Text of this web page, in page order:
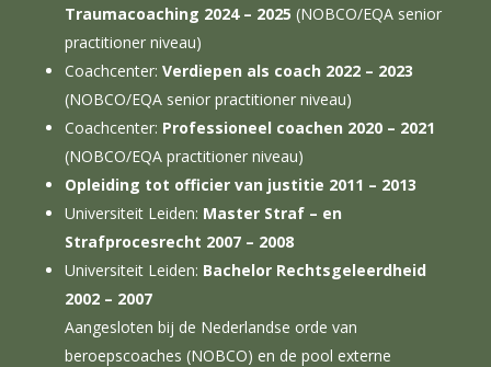
Traumacoaching 2024 – 2025 (NOBCO/EQA senior
practitioner niveau)
Coachcenter: Verdiepen als coach 2022 – 2023
(NOBCO/EQA senior practitioner niveau)
Coachcenter: Professioneel coachen 2020 – 2021
(NOBCO/EQA practitioner niveau)
Opleiding tot officier van justitie 2011 – 2013
Universiteit Leiden: Master Straf – en
Strafprocesrecht 2007 – 2008
Universiteit Leiden: Bachelor Rechtsgeleerdheid
2002 – 2007
Aangesloten bij de Nederlandse orde van
beroepscoaches (NOBCO) en de pool externe